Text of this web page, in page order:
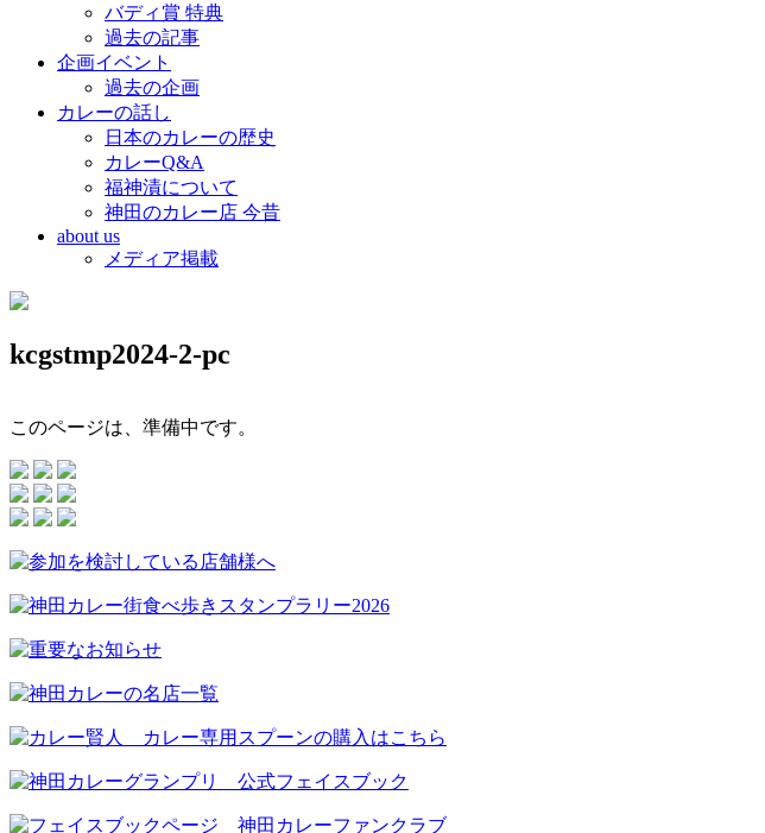
バディ賞 特典
過去の記事
企画イベント
過去の企画
カレーの話し
日本のカレーの歴史
カレーQ&A
福神漬について
神田のカレー店 今昔
about us
メディア掲載
kcgstmp2024-2-pc
このページは、準備中です。